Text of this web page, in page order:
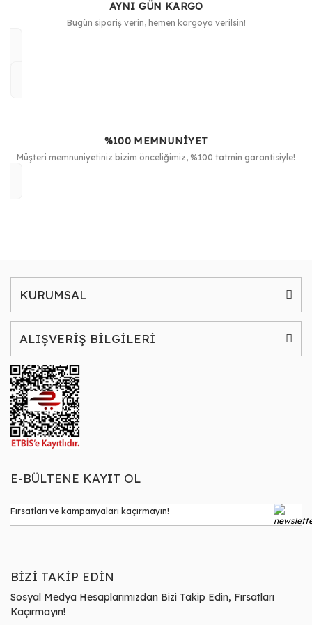
AYNI GÜN KARGO
Bugün sipariş verin, hemen kargoya verilsin!
%100 MEMNUNİYET
Müşteri memnuniyetiniz bizim önceliğimiz, %100 tatmin garantisiyle!
KURUMSAL
ALIŞVERİŞ BİLGİLERİ
E-BÜLTENE KAYIT OL
BİZİ TAKİP EDİN
Sosyal Medya Hesaplarımızdan Bizi Takip Edin, Fırsatları
Kaçırmayın!